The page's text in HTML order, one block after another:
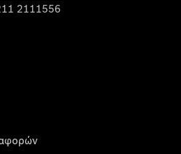
2111556